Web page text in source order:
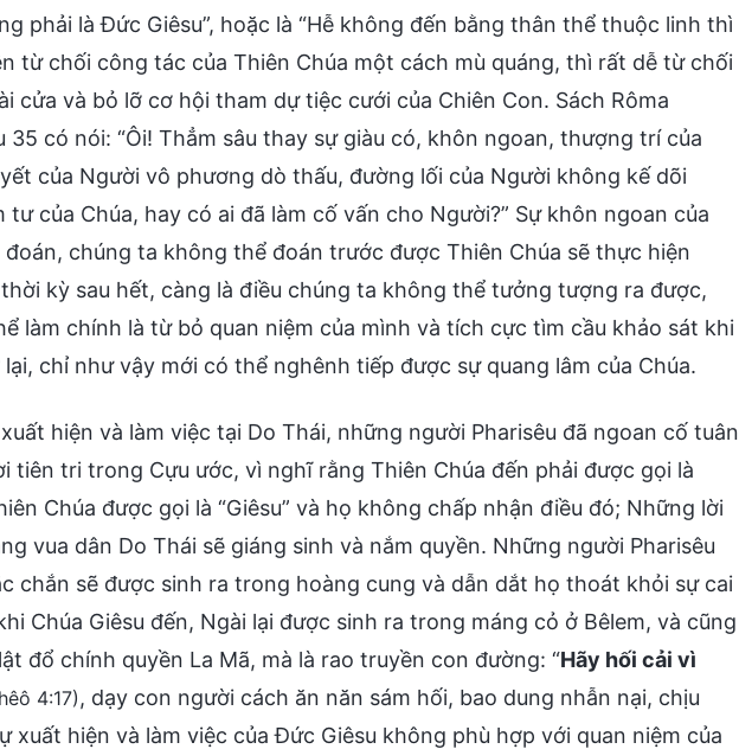
phải là Đức Giêsu”, hoặc là “Hễ không đến bằng thân thể thuộc linh thì
từ chối công tác của Thiên Chúa một cách mù quáng, thì rất dễ từ chối
cửa và bỏ lỡ cơ hội tham dự tiệc cưới của Chiên Con. Sách Rôma
35 có nói: “Ôi! Thẳm sâu thay sự giàu có, khôn ngoan, thượng trí của
của Người vô phương dò thấu, đường lối của Người không kế dõi
của Chúa, hay có ai đã làm cố vấn cho Người?” Sự khôn ngoan của
chúng ta không thể đoán trước được Thiên Chúa sẽ thực hiện
kỳ sau hết, càng là điều chúng ta không thể tưởng tượng ra được,
làm chính là từ bỏ quan niệm của mình và tích cực tìm cầu khảo sát khi
chỉ như vậy mới có thể nghênh tiếp được sự quang lâm của Chúa.
hiện và làm việc tại Do Thái, những người Pharisêu đã ngoan cố tuân
tiên tri trong Cựu ước, vì nghĩ rằng Thiên Chúa đến phải được gọi là
Chúa được gọi là “Giêsu” và họ không chấp nhận điều đó; Những lời
vua dân Do Thái sẽ giáng sinh và nắm quyền. Những người Pharisêu
chắn sẽ được sinh ra trong hoàng cung và dẫn dắt họ thoát khỏi sự cai
Chúa Giêsu đến, Ngài lại được sinh ra trong máng cỏ ở Bêlem, và cũng
đổ chính quyền La Mã, mà là rao truyền con đường: “Hãy hối cải vì
4:17) , dạy con người cách ăn năn sám hối, bao dung nhẫn nại, chịu
xuất hiện và làm việc của Đức Giêsu không phù hợp với quan niệm của